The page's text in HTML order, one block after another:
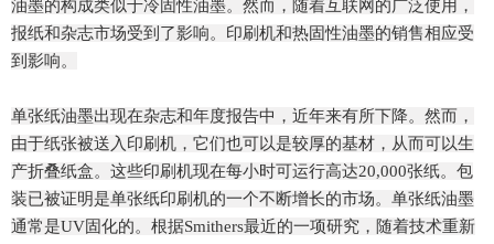
油墨的构成类似于冷固性油墨。然而，随着互联网的广泛使用，
报纸和杂志市场受到了影响。印刷机和热固性油墨的销售相应受
到影响。
单张纸油墨出现在杂志和年度报告中，近年来有所下降。然而，
由于纸张被送入印刷机，它们也可以是较厚的基材，从而可以生
产折叠纸盒。这些印刷机现在每小时可运行高达20,000张纸。包
装已被证明是单张纸印刷机的一个不断增长的市场。单张纸油墨
通常是UV固化的。根据Smithers最近的一项研究，随着技术重新